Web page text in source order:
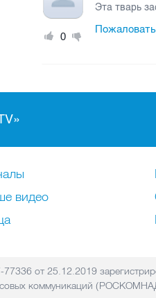
0
Эта тварь
видео
от 25.12.2019
коммуникаций